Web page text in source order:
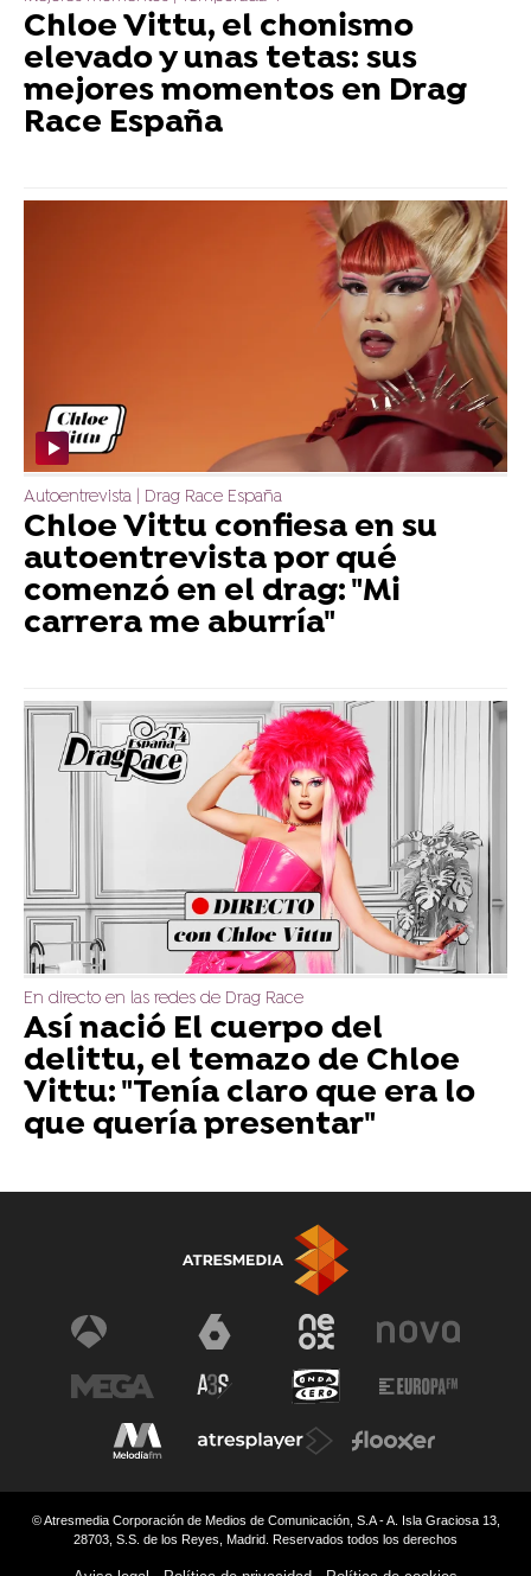
Chloe Vittu, el chonismo
elevado y unas tetas: sus
mejores momentos en Drag
Race España
Autoentrevista | Drag Race España
Chloe Vittu confiesa en su
autoentrevista por qué
comenzó en el drag: "Mi
carrera me aburría"
En directo en las redes de Drag Race
Así nació El cuerpo del
delittu, el temazo de Chloe
Vittu: "Tenía claro que era lo
que quería presentar"
© Atresmedia Corporación de Medios de Comunicación, S.A - A. Isla Graciosa 13,
28703, S.S. de los Reyes, Madrid. Reservados todos los derechos